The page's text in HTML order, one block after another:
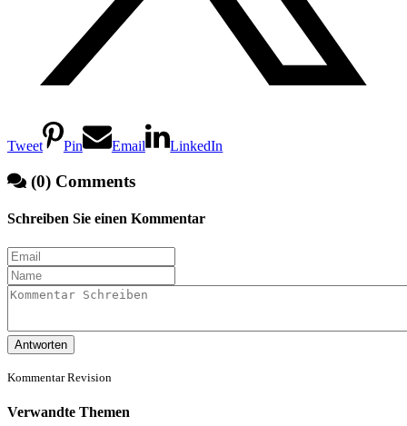
Tweet Pin Email LinkedIn
(0) Comments
Schreiben Sie einen Kommentar
Antworten
Kommentar Revision
Verwandte Themen